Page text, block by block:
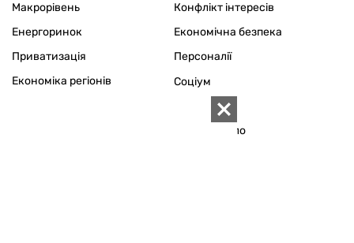
Макрорівень
Енергоринок
Приватизація
Економіка регіонів
Конфлікт інтересів
Економічна безпека
Персоналії
Соціум
Сімейне коло